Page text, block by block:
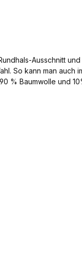
Ausschnitt
So kann man auch
Baumwolle und